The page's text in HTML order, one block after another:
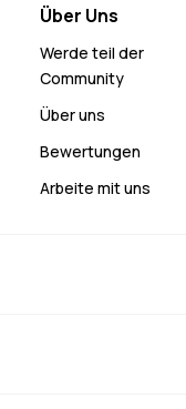
Über Uns
Werde teil der
Community
Über uns
Bewertungen
Arbeite mit uns